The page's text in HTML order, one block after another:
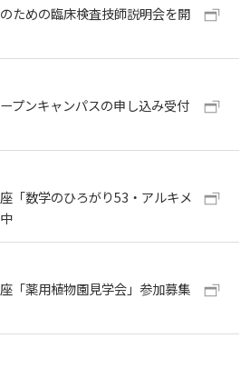
ための臨床検査技師説明会を開
プンキャンパスの申し込み受付
「数学のひろがり53・アルキメ
「薬用植物園見学会」参加募集